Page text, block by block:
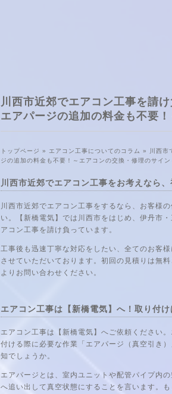
川西市近郊でエアコン工事を請
エアパージの追加の料金も不要
トップページ » エアコン工事についてのコラム »
川西
ジの追加の料金も不要！～エアコンの交換・修理のサイン
川西市近郊でエアコン工事をお考えなら
川西市近郊でエアコン工事をするなら、お客様
い。【新橋電気】では川西市をはじめ、伊丹市
アコン工事を請け負っています。
工事後も迅速丁寧な対応をしたい、全てのお客
させていただいております。初回の見積りは無
よりお問い合わせください。
エアコン工事は【新橋電気】へ！取り付
エアコン工事は【新橋電気】へご依頼ください。
付ける際に必要な作業「エアパージ（真空引き
知でしょうか。
エアパージとは、室内ユニットや配管パイプ内
へ追い出して真空状態にすることを言います。